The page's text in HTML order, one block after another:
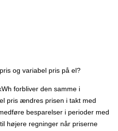
og variabel pris på el?
forbliver den samme i
pris ændres prisen i takt med
besparelser i perioder med
højere regninger når priserne